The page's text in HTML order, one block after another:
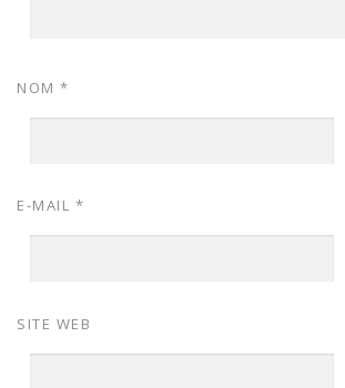
NOM *
E-MAIL *
SITE WEB